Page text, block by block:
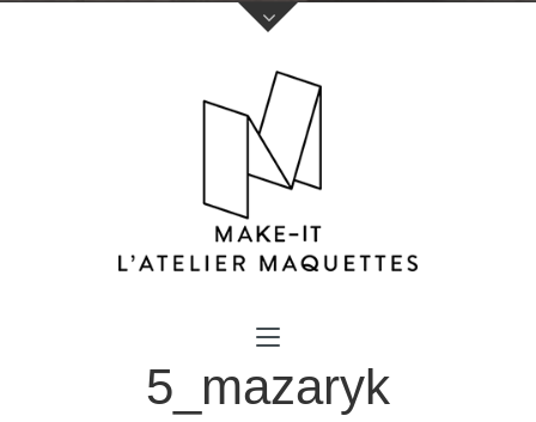
Votre nom (obligatoire)
Votre e-mail (obligatoire)5_mazaryk